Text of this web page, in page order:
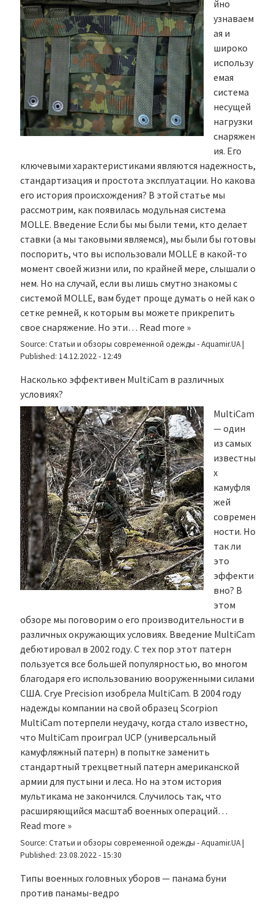
йно
узнаваем
ая и
широко
использу
емая
система
несущей
нагрузки
снаряжен
ия. Его
ключевыми характеристиками являются надежность,
стандартизация и простота эксплуатации. Но какова
его история происхождения? В этой статье мы
рассмотрим, как появилась модульная система
MOLLE. Введение Если бы мы были теми, кто делает
ставки (а мы таковыми являемся), мы были бы готовы
поспорить, что вы использовали MOLLE в какой-то
момент своей жизни или, по крайней мере, слышали о
нем. Но на случай, если вы лишь смутно знакомы с
системой MOLLE, вам будет проще думать о ней как о
сетке ремней, к которым вы можете прикрепить
свое снаряжение. Но эти… Read more »
Source: Статьи и обзоры современной одежды - Aquamir.UA|
Published: 14.12.2022 - 12:49
Насколько эффективен MultiCam в различных
условиях?
MultiCam
— один
из самых
известны
х
камуфля
жей
современ
ности. Но
так ли
это
эффекти
вно? В
этом
обзоре мы поговорим о его производительности в
различных окружающих условиях. Введение MultiCam
дебютировал в 2002 году. С тех пор этот патерн
пользуется все большей популярностью, во многом
благодаря его использованию вооруженными силами
США. Crye Precision изобрела MultiCam. В 2004 году
надежды компании на свой образец Scorpion
MultiCam потерпели неудачу, когда стало известно,
что MultiCam проиграл UCP (универсальный
камуфляжный патерн) в попытке заменить
стандартный трехцветный патерн американской
армии для пустыни и леса. Но на этом история
мультикама не закончился. Случилось так, что
расширяющийся масштаб военных операций…
Read more »
Source: Статьи и обзоры современной одежды - Aquamir.UA|
Published: 23.08.2022 - 15:30
Типы военных головных уборов — панама буни
против панамы-ведро